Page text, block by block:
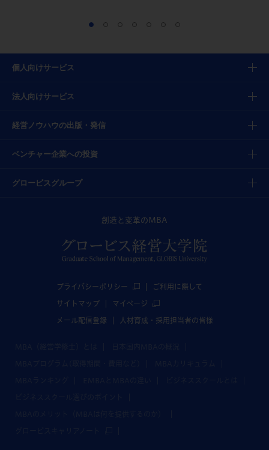
個人向けサービス
法人向けサービス
経営ノウハウの出版・発信
ベンチャー企業への投資
グロービスグループ
創造と変革のMBA
プライバシーポリシー ご利用に際して
サイトマップ マイページ
メール配信登録 人材育成・採用担当者の皆様